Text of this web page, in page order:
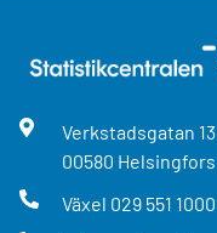
Verkstadsgatan 13
00580 Helsingfors
Växel 029 551 1000